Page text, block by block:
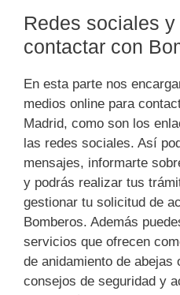
Redes sociales
contactar con
En esta parte nos
medios online para
Madrid, como son los
las redes sociales. Así
mensajes, informarte
y podrás realizar tus
gestionar tu solicitud de
Bomberos. Además
servicios que ofrecen
de anidamiento de
consejos de seguridad y